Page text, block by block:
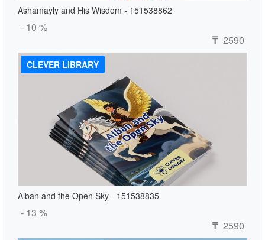
Ashamayly and His Wisdom - 151538862
- 10 %
₸ 2590
CLEVER LIBRARY
Alban and the Open Sky - 151538835
- 13 %
₸ 2590